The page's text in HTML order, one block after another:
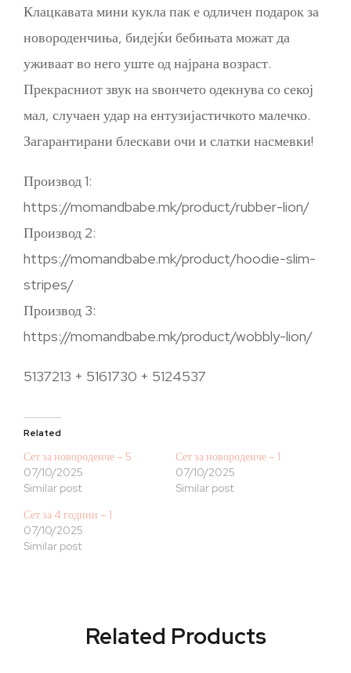
Клацкавата мини кукла пак е одличен подарок за
новороденчиња, бидејќи бебињата можат да
уживаат во него уште од најрана возраст.
Прекрасниот звук на ѕвончето одекнува со секој
мал, случаен удар на ентузијастичкото малечко.
Загарантирани блескави очи и слатки насмевки!
Производ 1:
https://momandbabe.mk/product/rubber-lion/
Производ 2:
https://momandbabe.mk/product/hoodie-slim-
stripes/
Производ 3:
https://momandbabe.mk/product/wobbly-lion/
5137213 + 5161730 + 5124537
Related
Сет за новороденче – 5
07/10/2025
Similar post
Сет за новороденче – 1
07/10/2025
Similar post
Сет за 4 години – 1
07/10/2025
Similar post
Related Products